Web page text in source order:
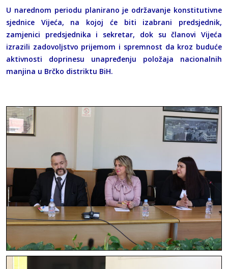
U narednom periodu planirano je održavanje konstitutivne
sjednice Vijeća, na kojoj će biti izabrani predsjednik,
zamjenici predsjednika i sekretar, dok su članovi Vijeća
izrazili zadovoljstvo prijemom i spremnost da kroz buduće
aktivnosti doprinesu unapređenju položaja nacionalnih
manjina u Brčko distriktu BiH.